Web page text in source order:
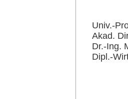
Univ.-
Akad.
Dr.-Ing.
Dipl.-